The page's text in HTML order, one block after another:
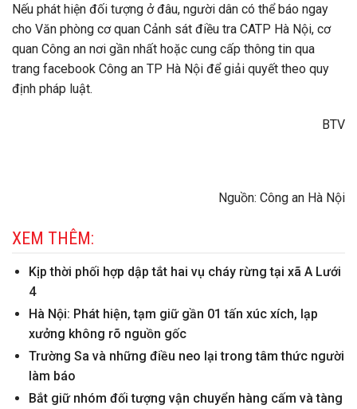
Nếu phát hiện đối tượng ở đâu, người dân có thể báo ngay
cho Văn phòng cơ quan Cảnh sát điều tra CATP Hà Nội, cơ
quan Công an nơi gần nhất hoặc cung cấp thông tin qua
trang facebook Công an TP Hà Nội để giải quyết theo quy
định pháp luật.
BTV
Nguồn: Công an Hà Nội
XEM THÊM:
Kịp thời phối hợp dập tắt hai vụ cháy rừng tại xã A Lưới
4
Hà Nội: Phát hiện, tạm giữ gần 01 tấn xúc xích, lạp
xưởng không rõ nguồn gốc
Trường Sa và những điều neo lại trong tâm thức người
làm báo
Bắt giữ nhóm đối tượng vận chuyển hàng cấm và tàng